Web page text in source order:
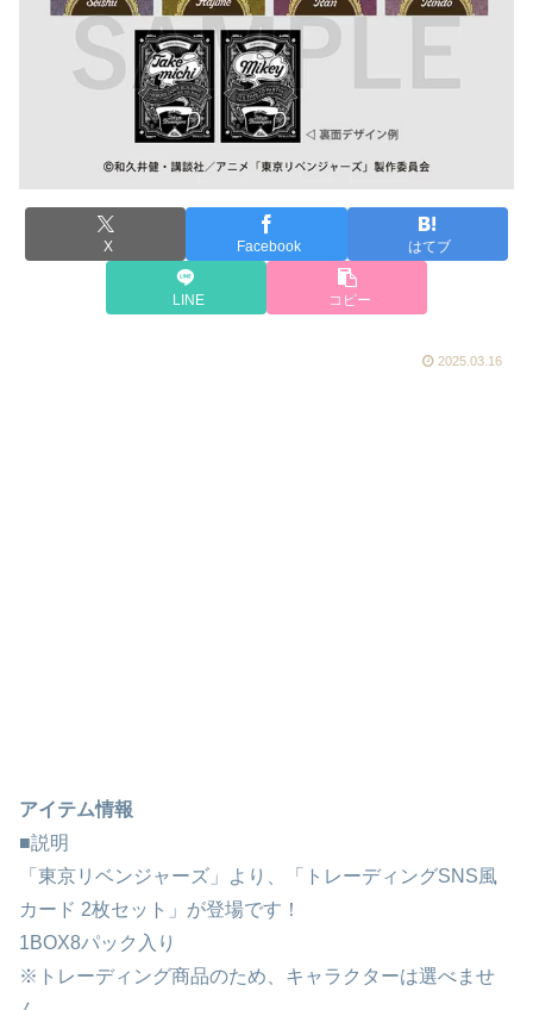
X Facebook はてブ
LINE コピー
2025.03.16
アイテム情報
■説明
「東京リベンジャーズ」より、「トレーディングSNS風
カード 2枚セット」が登場です！
1BOX8パック入り
※トレーディング商品のため、キャラクターは選べませ